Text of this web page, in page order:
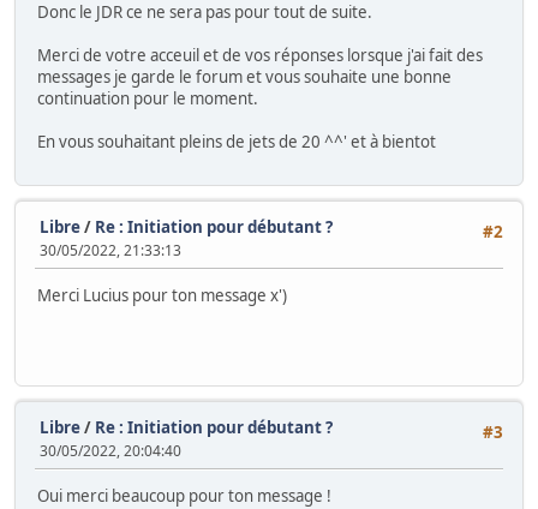
Donc le JDR ce ne sera pas pour tout de suite.
Merci de votre acceuil et de vos réponses lorsque j'ai fait des
messages je garde le forum et vous souhaite une bonne
continuation pour le moment.
En vous souhaitant pleins de jets de 20 ^^' et à bientot
#2
Libre/ Re : Initiation pour débutant ?
30/05/2022, 21:33:13
Merci Lucius pour ton message x')
#3
Libre/ Re : Initiation pour débutant ?
30/05/2022, 20:04:40
Oui merci beaucoup pour ton message !